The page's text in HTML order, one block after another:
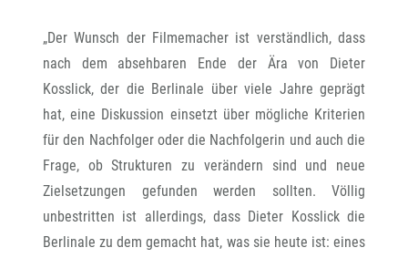
„Der Wunsch der Filmemacher ist verständlich, dass
nach dem absehbaren Ende der Ära von Dieter
Kosslick, der die Berlinale über viele Jahre geprägt
hat, eine Diskussion einsetzt über mögliche Kriterien
für den Nachfolger oder die Nachfolgerin und auch die
Frage, ob Strukturen zu verändern sind und neue
Zielsetzungen gefunden werden sollten. Völlig
unbestritten ist allerdings, dass Dieter Kosslick die
Berlinale zu dem gemacht hat, was sie heute ist: eines